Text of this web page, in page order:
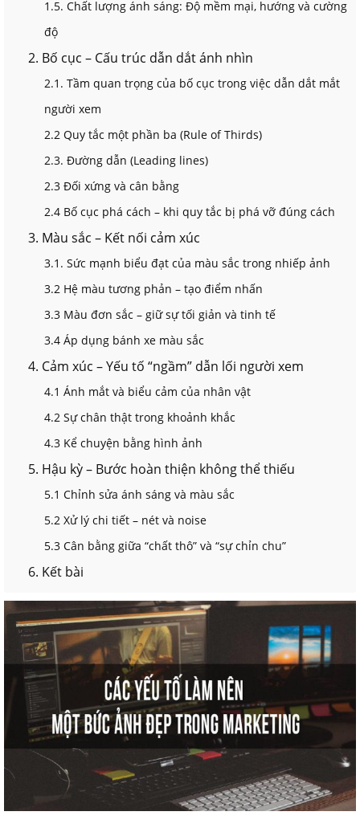
1.5. Chất lượng ánh sáng: Độ mềm mại, hướng và cường
độ
2. Bố cục – Cấu trúc dẫn dắt ánh nhìn
2.1. Tầm quan trọng của bố cục trong việc dẫn dắt mắt
người xem
2.2 Quy tắc một phần ba (Rule of Thirds)
2.3. Đường dẫn (Leading lines)
2.3 Đối xứng và cân bằng
2.4 Bố cục phá cách – khi quy tắc bị phá vỡ đúng cách
3. Màu sắc – Kết nối cảm xúc
3.1. Sức mạnh biểu đạt của màu sắc trong nhiếp ảnh
3.2 Hệ màu tương phản – tạo điểm nhấn
3.3 Màu đơn sắc – giữ sự tối giản và tinh tế
3.4 Áp dụng bánh xe màu sắc
4. Cảm xúc – Yếu tố “ngầm” dẫn lối người xem
4.1 Ánh mắt và biểu cảm của nhân vật
4.2 Sự chân thật trong khoảnh khắc
4.3 Kể chuyện bằng hình ảnh
5. Hậu kỳ – Bước hoàn thiện không thể thiếu
5.1 Chỉnh sửa ánh sáng và màu sắc
5.2 Xử lý chi tiết – nét và noise
5.3 Cân bằng giữa “chất thô” và “sự chỉn chu”
6. Kết bài